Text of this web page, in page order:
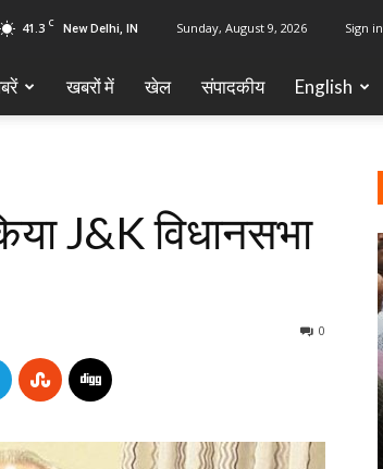
41.3 C New Delhi, IN Sunday, August 9, 2026 Sign
खबरों में खेल ‎संपादकीय English
J&K विधानसभा
0